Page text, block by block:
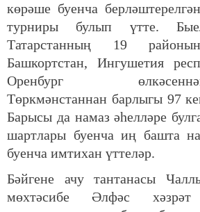
көрәше буенча
турниры булып үтте.
Татарстанның 19
Башкортстан, Ингушетия
Оренбург
Төркмәнстаннан барлыгы 97
Барысы да намаз әһелләре
шартлары буенча иң башта
буенча имтихан үттеләр.
Бәйгене ачу тантанасы
мөхтәсибе Әлфәс хәзрәт